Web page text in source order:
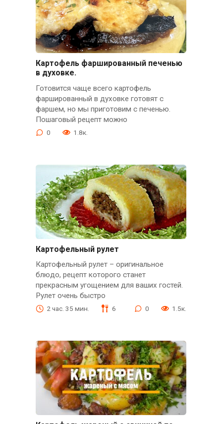
Картофель фаршированный печенью
в духовке.
Готовится чаще всего картофель
фаршированный в духовке готовят с
фаршем, но мы приготовим с печенью.
Пошаговый рецепт можно
0 1.8к.
Картофельный рулет
Картофельный рулет – оригинальное
блюдо, рецепт которого станет
прекрасным угощением для ваших гостей.
Рулет очень быстро
2 час. 35 мин. 6 0 1.5к.